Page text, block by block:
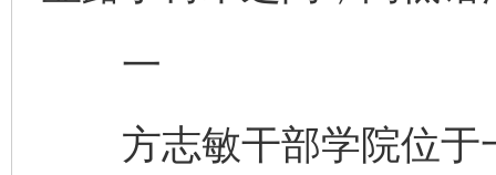
一
方志敏干部学院位于